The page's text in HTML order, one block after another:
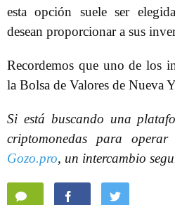
esta opción suele ser
desean proporcionar a sus
Recordemos que uno de los
la Bolsa de Valores de Nueva
Si está buscando una
criptomonedas para
Gozo.pro, un intercambio